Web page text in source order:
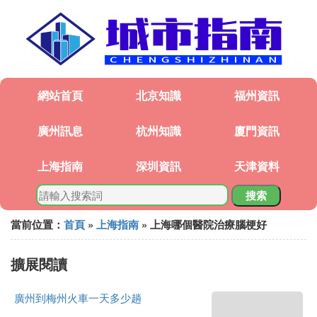
網站首頁 北京知識 福州資訊
廣州訊息 杭州知識 廈門資訊
上海指南 深圳資訊 天津資料
搜索
當前位置： 首頁 » 上海指南 » 上海哪個醫院治療腦梗好
擴展閱讀
廣州到梅州火車一天多少趟